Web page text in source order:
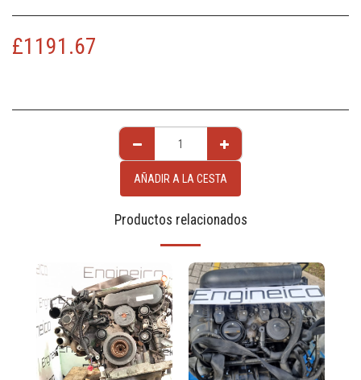
£1191.67
AÑADIR A LA CESTA
Productos relacionados